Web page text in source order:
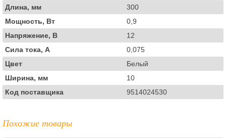
Длина, мм
300
Мощность, Вт
0,9
Напряжение, В
12
Сила тока, А
0,075
Цвет
Белый
Ширина, мм
10
Код поставщика
9514024530
Похожие товары